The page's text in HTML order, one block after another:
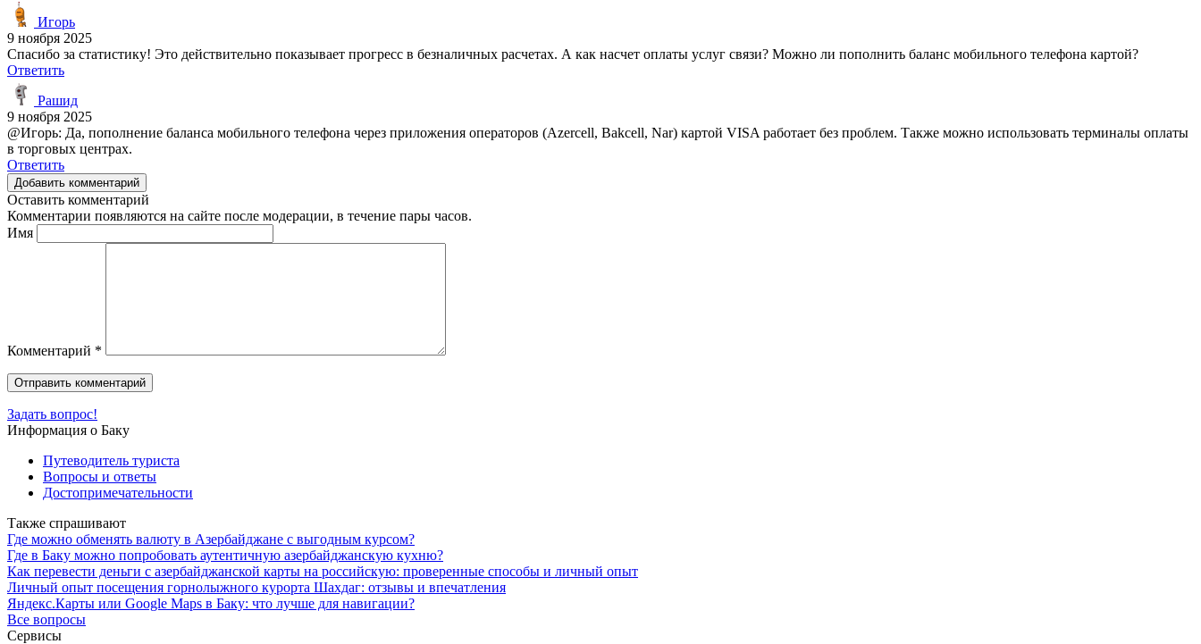
Игорь
9 ноября 2025
Спасибо за статистику! Это действительно показывает прогресс в безналичных расчетах. А как насчет оплаты услуг связи? Можно ли пополнить баланс мобильного телефона картой?
Ответить
Рашид
9 ноября 2025
@Игорь: Да, пополнение баланса мобильного телефона через приложения операторов (Azercell, Bakcell, Nar) картой VISA работает без проблем. Также можно использовать терминалы оплаты
в торговых центрах.
Ответить
Добавить комментарий
Оставить комментарий
Комментарии появляются на сайте после модерации, в течение пары часов.
Имя
Комментарий *
Задать вопрос!
Информация о Баку
Путеводитель туриста
Вопросы и ответы
Достопримечательности
Также спрашивают
Где можно обменять валюту в Азербайджане с выгодным курсом?
Где в Баку можно попробовать аутентичную азербайджанскую кухню?
Как перевести деньги с азербайджанской карты на российскую: проверенные способы и личный опыт
Личный опыт посещения горнолыжного курорта Шахдаг: отзывы и впечатления
Яндекс.Карты или Google Maps в Баку: что лучше для навигации?
Все вопросы
Сервисы